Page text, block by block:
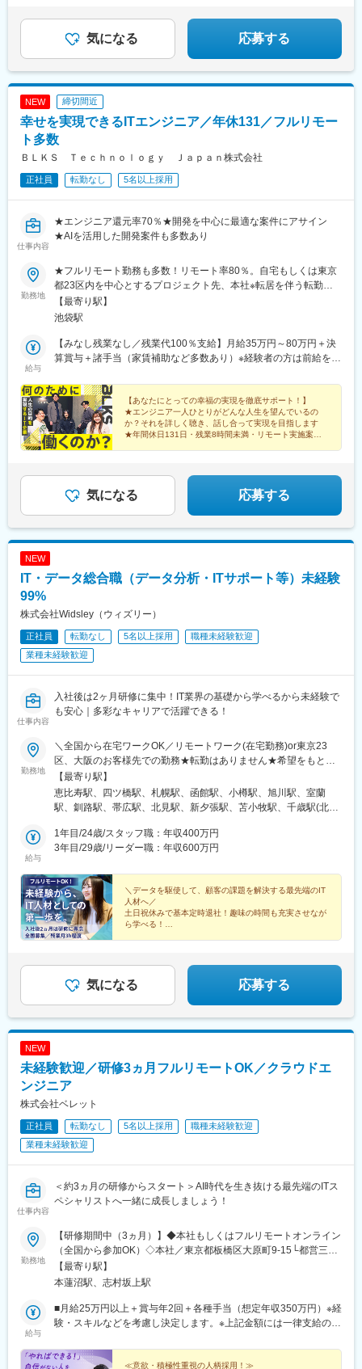
気になる 応募する
NEW 締切間近
幸せを実現できるITエンジニア／年休131／フルリモー
ト多数
ＢＬＫＳ Ｔｅｃｈｎｏｌｏｇｙ Ｊａｐａｎ株式会社
正社員 転勤なし 5名以上採用
仕事内容
★エンジニア還元率70％★開発を中心に最適な案件にアサイン
★AIを活用した開発案件も多数あり
勤務地
★フルリモート勤務も多数！リモート率80％。自宅もしくは東京
都23区内を中心とするプロジェクト先、本社※転居を伴う転勤は
ありません。＜本社＞東京都豊島区南池袋1-27-10 油木第一ビル
９階（アクセス）・JR・東京メトロ各線「池袋駅」東口より徒歩
【最寄り駅】
池袋駅
給与
【みなし残業なし／残業代100％支給】月給35万円～80万円＋決
算賞与＋諸手当（家賃補助など多数あり）※経験者の方は前給を考
ほどの経験者も大歓迎です！【エンジニア還元率は70％】◆単価
の70％を給与や手当などに還元し、収入面でもご満足いただける
環境を整えています。【モデル年収例】★460万円/開発エンジニ
ア（Java / 詳細設計）★630万円/クラウドエンジニア（AWS / 設
計）★800万円/開発エンジニア（Java / 要件定義）
【あなたにとっての幸福の実現を徹底サポート！】
★エンジニア一人ひとりがどんな人生を望んでいるの
か？それを詳しく聴き、話し合って実現を目指します
★年間休日131日・残業8時間未満・リモート実施案件8
気になる 応募する
NEW
IT・データ総合職（データ分析・ITサポート等）未経験
99%
株式会社Widsley（ウィズリー）
正社員 転勤なし 5名以上採用
職種未経験歓迎
業種未経験歓迎
仕事内容
入社後は2ヶ月研修に集中！IT業界の基礎から学べるから未経験で
も安心｜多彩なキャリアで活躍できる！
勤務地
＼全国から在宅ワークOK／リモートワーク(在宅勤務)or東京23
区、大阪のお客様先での勤務★転勤はありません★希望をもとに
配属先を決定します★リモートワーク率5割★フルリモートの場合
は通勤不要※入社後2ヶ月研修は東京にて実施、その後はスキルに
応じてリモートワーク可※研修終了後も東京本社での勤務が必要な
比寿駅』徒歩4分■大阪支社大阪府大阪市西区新町1-2-9日宝四ツ橋
新町ビル8階1号室『四ツ橋駅』徒歩3分
【最寄り駅】
恵比寿駅、四ツ橋駅、札幌駅、函館駅、小樽駅、旭川駅、室蘭
駅、釧路駅、帯広駅、北見駅、新夕張駅、苫小牧駅、千歳駅(北海
上駅、宮古駅、盛駅、久慈駅、仙台駅、石巻駅、杜せきのした
駅、新田駅(宮城県)、多賀城駅、気仙沼駅、いわき駅、郡山駅(福
駅、秋田駅、横手駅、能代駅、湯沢駅、大久保駅(秋田県)、鷹ノ巣
駅、山形駅、鶴岡駅、酒田駅、米沢駅、天童駅、さくらんぼ東根
駅、寒河江駅、新庄駅、水戸駅、つくば駅、日立駅、勝田駅、土
浦駅、古河駅、取手駅、下館駅、笹川駅、牛久駅、龍ケ崎市駅、
守谷駅、水海道駅、宇都宮駅、小山駅、栃木駅、足利駅、佐野
駅、前橋駅、太田駅(群馬県)、伊勢崎駅、桐生駅、館林駅、渋川
駅、川口駅、川越駅、所沢駅、越谷駅、草加駅、春日部駅、上尾
駅、熊谷駅、浦和駅、新座駅、狭山市駅、入間市駅、三郷駅(埼玉
都)、池袋駅、目黒駅、錦糸町駅、六本木駅、渋谷駅、調布駅、上
野駅、小平駅、立川駅、日本橋駅(東京都)、吉祥寺駅、多摩センタ
ー駅、青梅駅、国分寺駅、武蔵小金井駅、昭島駅、東京駅、国立
駅、玉川上水駅、東久留米駅、船橋駅、松戸駅、市川駅、柏駅、
五井駅、千葉駅、流山おおたかの森駅、八千代台駅、習志野駅、
浦安駅(千葉県)、愛宕駅(千葉県)、木更津駅、成田駅、我孫子駅、
鎌ケ谷駅、印西牧の原駅、四街道駅、銚子駅、藤沢駅、横須賀
川県)、本厚木駅、小田原駅、鎌倉駅、秦野駅、座間駅、伊勢原
駅、逗子駅、三崎口駅、長野駅、松本駅、上田駅、佐久平駅、飯
府駅、竜王駅、石和温泉駅、富士山駅、山梨市駅、都留市駅、韮
崎駅、大月駅、富山駅、越中中川駅、砺波駅、黒部駅、魚津駅、
滑川駅、金沢駅、福井駅(福井県)、敦賀駅、浜松駅、静岡駅、富士
駅、沼津駅、磐田駅、藤枝駅、岡崎駅、豊橋駅、名古屋駅、刈谷
市駅、名鉄一宮駅、三河安城駅、岐阜駅、各務ケ原駅、多治見
駅、可児駅、四日市駅、津駅、名張駅、布施駅、豊中駅、吹田駅
(東海道本線)、梅田駅(地下鉄)、茨木駅、京都駅、宇治駅(奈良
線)、亀岡駅、奈良駅、天理駅、和歌山駅、姫路駅、西宮駅(ＪＲ
駅(阪急線)、芦屋駅(東海道本線)、大津駅、草津駅(滋賀県)、彦根
給与
1年目/24歳/スタッフ職：年収400万円
3年目/29歳/リーダー職：年収600万円
＼データを駆使して、顧客の課題を解決する最先端のIT
人材へ／
土日祝休みで基本定時退社！趣味の時間も充実させなが
ら学べる！
◎入社後はITの基礎研修からスタート
◎フルリモートOK
気になる 応募する
NEW
未経験歓迎／研修3ヵ月フルリモートOK／クラウドエ
ンジニア
株式会社ベレット
正社員 転勤なし 5名以上採用
職種未経験歓迎
業種未経験歓迎
仕事内容
＜約3ヵ月の研修からスタート＞AI時代を生き抜ける最先端のITス
ペシャリストへ一緒に成長しましょう！
勤務地
【研修期間中（3ヵ月）】◆本社もしくはフルリモートオンライン
（全国から参加OK）◇本社／東京都板橋区大原町9-15└都営三田
線「本蓮沼駅」より徒歩4分└都営三田線「志村坂上駅」より徒歩
9分【研修終了後】◆東京23区を中心とした全国各地のITプロジェ
ん。※すべて徒歩10分以内の駅チカオフィスです。※フルリモー
ト・在宅勤務・リモートワークはプロジェクトによって異なりま
【最寄り駅】
本蓮沼駅、志村坂上駅
給与
■月給25万円以上＋賞与年2回＋各種手当（想定年収350万円）※経
験・スキルなどを考慮し決定します。※上記金額には一律支給の住
（期間中は月給23万円以上で、その他の待遇に変更なし）☆経験
がある方は、現職・前職給与を考慮します。☆明確な評価制度あ
≪意欲・積極性重視の人柄採用！≫